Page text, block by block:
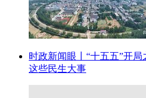
时政新闻眼丨“十五五”开
这些民生大事